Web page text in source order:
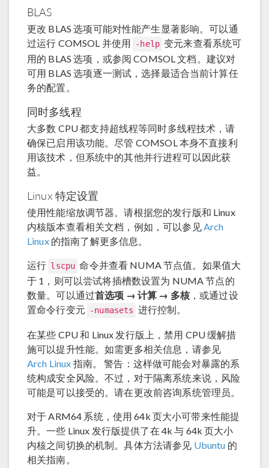
BLAS
更改 BLAS 选项可能对性能产生显著影响。可以通
过运行 COMSOL 并使用
-help 变元来查看系统可
用的 BLAS 选项，或参阅 COMSOL 文档。建议对
可用 BLAS 选项逐一测试，选择最适合当前计算任
务的配置。
同时多线程
大多数 CPU 都支持超线程等同时多线程技术，请
确保已启用该功能。尽管 COMSOL 本身不直接利
用该技术，但系统中的其他并行进程可以因此获
益。
Linux 特定设置
使用性能缩放调节器。请根据您的发行版和 Linux
内核版本查看相关文档，例如，可以参见Arch
Linux的指南了解更多信息。
运行 lscpu 命令并查看 NUMA 节点值。如果值大
于 1，则可以尝试将插槽数设置为 NUMA 节点的
数量。可以通过首选项 → 计算 → 多核，或通过设
置命令行变元
-numasets 进行控制。
在某些 CPU 和 Linux 发行版上，禁用 CPU 缓解措
施可以提升性能。如需更多相关信息，请参见
Arch Linux 指南。 警告：这样做可能会对暴露的系
统构成安全风险。不过，对于隔离系统来说，风险
可能是可以接受的。请在更改前咨询系统管理员。
对于 ARM64 系统，使用 64k 页大小可带来性能提
升。一些 Linux 发行版提供了在 4k 与 64k 页大小
内核之间切换的机制。具体方法请参见 Ubuntu 的
相关指南。